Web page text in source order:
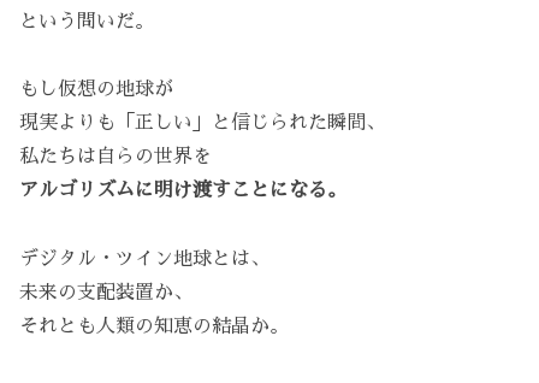
という問いだ。
もし仮想の地球が
現実よりも「正しい」と信じられた瞬間、
私たちは自らの世界を
アルゴリズムに明け渡すことになる。
デジタル・ツイン地球とは、
未来の支配装置か、
それとも人類の知恵の結晶か。